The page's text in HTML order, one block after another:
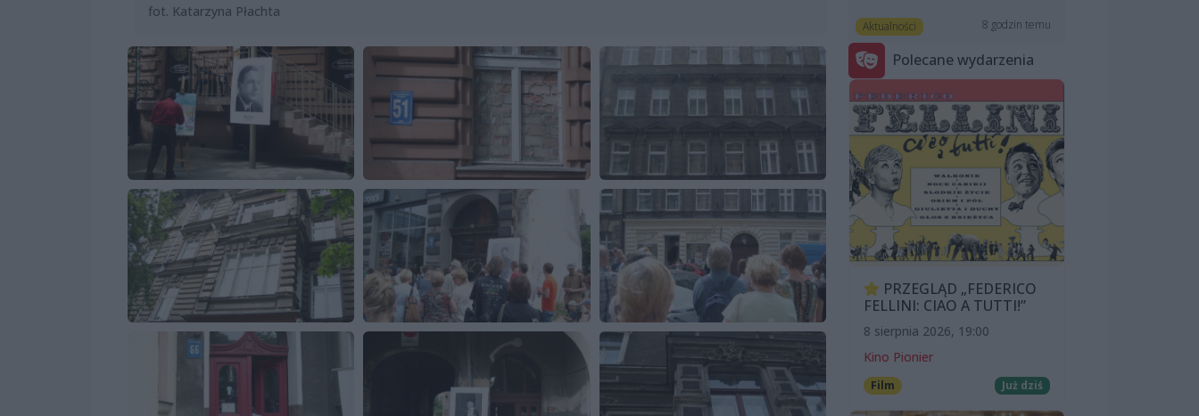
fot. Katarzyna Płachta
Aktualności 8 godzin temu
Polecane wydarzenia
PRZEGLĄD „FEDERICO
FELLINI: CIAO A TUTTI!”
8 sierpnia 2026, 19:00
Kino Pionier
Film Już dziś